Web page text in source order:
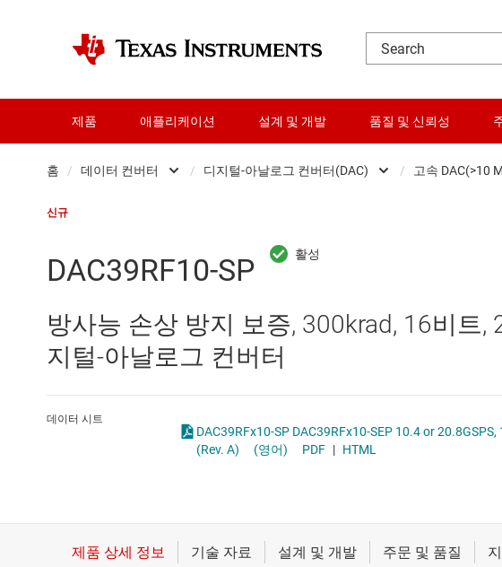
제품 애플리케이션 설계 및 개발 품질 및 신뢰성
홈 / 데이터 컨버터
데이터 컨버터
로직 및 전압 변환
모터 드라이버
인터페
/ 디지털-아날로그 컨버터(DAC)
Other data converters
디지털-아날로그 컨버터(DAC)
/ 고속 DAC(>10
신규
DAC39RF10-SP
방사능 손상 방지 보증, 300krad, 16비트,
지털-아날로그 컨버터
데이터 시트
DAC39RFx10-SP DAC39RFx10-SEP 10.4 or 20.8GSPS, 16-bit, Dual and Single Channel, Multi-Nyquist
(Rev. A)
(영어) PDF | HTML